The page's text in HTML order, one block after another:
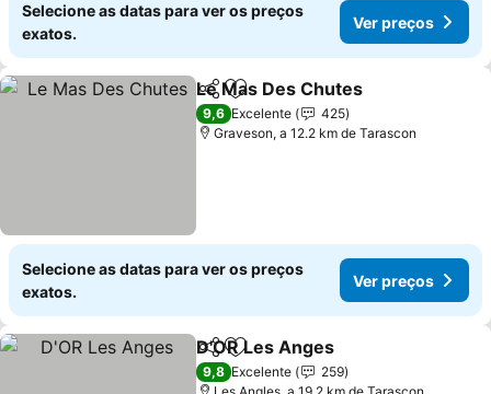
Selecione as datas para ver os preços
exatos.
Ver preços
PartilharAdicionar aos favoritos
Le Mas Des Chutes
9,6 Excelente
425
Graveson, a 12.2 km de Tarascon
Selecione as datas para ver os preços
exatos.
Ver preços
PartilharAdicionar aos favoritos
D'OR Les Anges
9,8 Excelente
259